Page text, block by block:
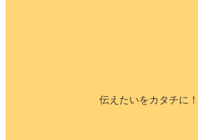
伝えたいをカタチに